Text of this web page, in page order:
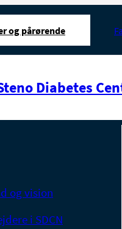
og pårørende
Diabetes
og vision
i SDCN